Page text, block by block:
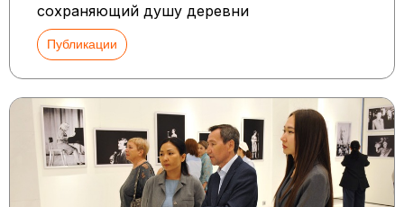
сохраняющий душу деревни
Публикации